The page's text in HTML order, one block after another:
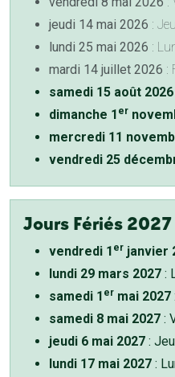
jeudi 14 mai 2026 :
lundi 25 mai 2026 :
mardi 14 juillet 2026 :
samedi 15 août 2026
dimanche 1 er
mercredi 11
vendredi 25
Jours Fériés 2027
vendredi 1 er janvier
lundi 29 mars 2027 :
samedi 1 er mai 2027
samedi 8 mai 2027 :
jeudi 6 mai 2027 :
lundi 17 mai 2027 :